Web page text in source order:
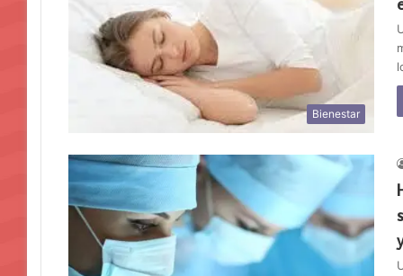
Bienestar